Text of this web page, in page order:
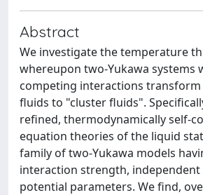
Abstract
We investigate the temperature
whereupon two-Yukawa systems
competing interactions
fluids to "cluster fluids".
refined, thermodynamically self-
equation theories of the liquid
family of two-Yukawa models
interaction strength,
potential parameters. We find,